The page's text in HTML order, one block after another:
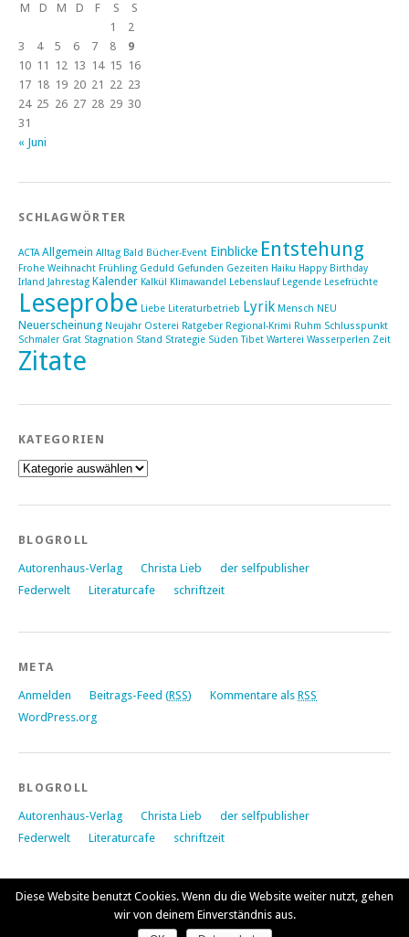
M
D M D F S S
« Juni
1
2
3
4 5 6 7 8
9
10 11 12 13 14 15 16
17 18 19 20 21 22 23
24 25 26 27 28 29 30
31
SCHLAGWÖRTER
ACTA Allgemein Alltag Bald Bücher-Event Einblicke Entstehung
Frohe Weihnacht Frühling Geduld Gefunden Gezeiten Haiku Happy Birthday
Irland Jahrestag Kalender Kalkül Klimawandel Lebenslauf Legende Lesefrüchte
Leseprobe Liebe Literaturbetrieb Lyrik Mensch NEU
Neuerscheinung Neujahr Osterei Ratgeber Regional-Krimi Ruhm Schlusspunkt
Schmaler Grat Stagnation Stand Strategie Süden Tibet Warterei Wasserperlen Zeit
Zitate
KATEGORIEN
Kategorien
BLOGROLL
Autorenhaus-Verlag Christa Lieb
der selfpublisher
Federwelt
Literaturcafe schriftzeit
META
Anmelden Beitrags-Feed (RSS) Kommentare als RSS
WordPress.org
BLOGROLL
Autorenhaus-Verlag Christa Lieb
der selfpublisher
Federwelt
Literaturcafe schriftzeit
Proudly powered byWordPress| Theme: Yoko vonElmastudio
Diese Website benutzt Cookies. Wenn du die Website weiter nutzt, gehen
wir von deinem Einverständnis aus.